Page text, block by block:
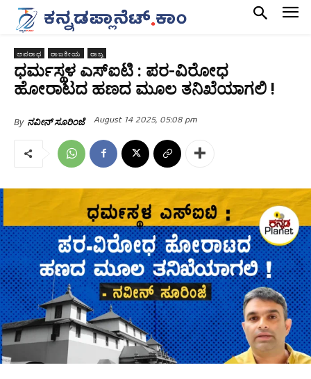
ಅಪರಾಧ ರಾಜಕೀಯ ರಾಜ್ಯ
ಧರ್ಮಸ್ಥಳ ಎಸ್ಐಟಿ : ಪರ-ವಿರೋಧ
ಹೋರಾಟದ ಹಣದ ಮೂಲ ತನಿಖೆಯಾಗಲಿ !
By ನವೀನ್ ಸೂರಿಂಜೆ August 14 2025, 05:08 pm